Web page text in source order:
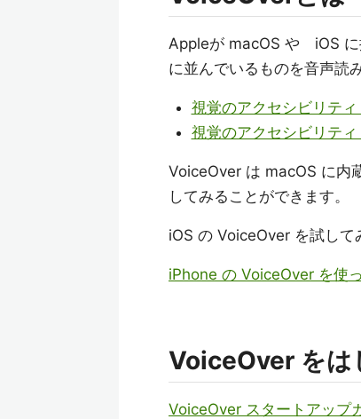
Appleが macOS や iOS に
に並んでいるものを音声読
視覚のアクセシビリテ
視覚のアクセシビリテ
VoiceOver は macOS に内
してみることができます。
iOS の VoiceOver を試して
iPhone の VoiceOver を使
VoiceOver をは
VoiceOver スタートアップ